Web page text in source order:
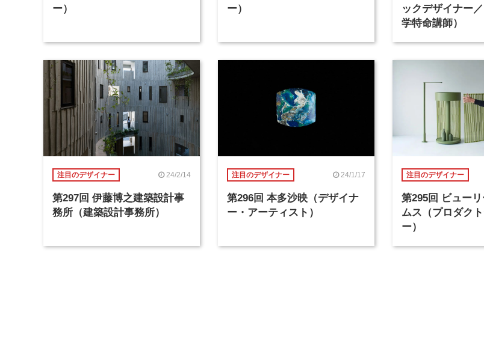
ー）
ー）
ックデザイナー
学特命講師）
注目のデザイナー 24/2/14
第297回 伊藤博之建築設計事
務所（建築設計事務所）
注目のデザイナー 24/1/17
第296回 本多沙映（デザイナ
ー・アーティスト）
注目のデザイナー
第295回 ビュー
ムス（プロダク
ー）